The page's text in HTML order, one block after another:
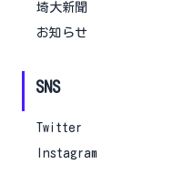
埼大新聞
お知らせ
SNS
Twitter
Instagram